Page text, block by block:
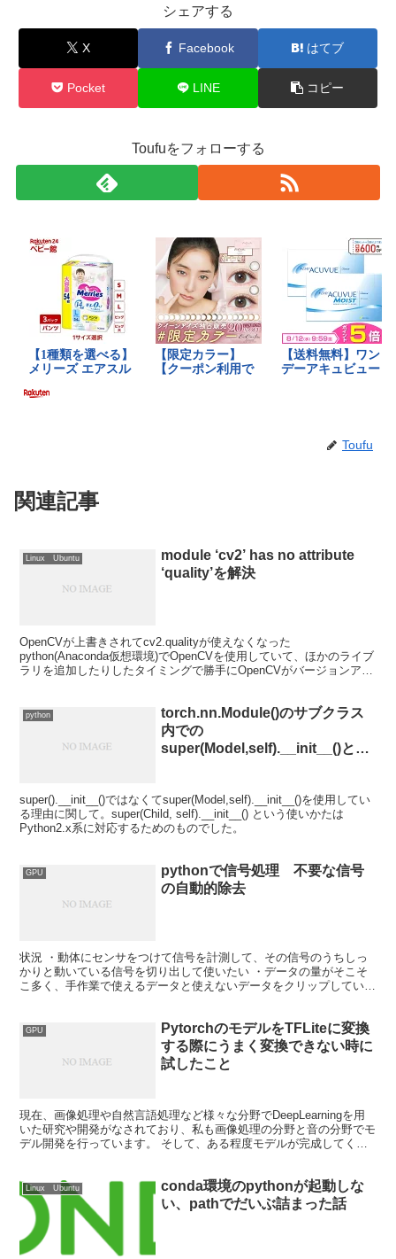
シェアする
X Facebook はてブ
Pocket LINE コピー
Toufuをフォローする
Toufu
関連記事
Linux Ubuntu
module ‘cv2’ has no attribute
‘quality’を解決
OpenCVが上書きされてcv2.qualityが使えなくなった
python(Anaconda仮想環境)でOpenCVを使用していて、ほかのライブ
ラリを追加したりしたタイミングで勝手にOpenCVがバージョンアッ
python
torch.nn.Module()のサブクラス
内での
super(Model,self).__init__()と
super().__init__()ではなくてsuper(Model,self).__init__()を使用してい
る理由に関して。super(Child, self).__init__() という使いかたは
Python2.x系に対応するためのものでした。
GPU
pythonで信号処理 不要な信号
の自動的除去
状況 ・動体にセンサをつけて信号を計測して、その信号のうちしっ
かりと動いている信号を切り出して使いたい ・データの量がそこそ
こ多く、手作業で使えるデータと使えないデータをクリップしていく
GPU
PytorchのモデルをTFLiteに変換
する際にうまく変換できない時に
試したこと
現在、画像処理や自然言語処理など様々な分野でDeepLearningを用
いた研究や開発がなされており、私も画像処理の分野と音の分野でモ
デル開発を行っています。 そして、ある程度モデルが完成してくる
Linux Ubuntu
conda環境のpythonが起動しな
い、pathでだいぶ詰まった話